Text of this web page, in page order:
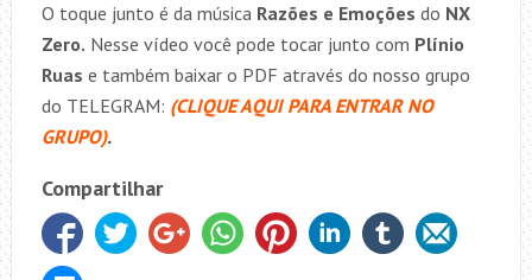
O toque junto é da música Razões e Emoções do NX
Zero. Nesse vídeo você pode tocar junto com Plínio
Ruas e também baixar o PDF através do nosso grupo
do TELEGRAM: (CLIQUE AQUI PARA ENTRAR NO
GRUPO).
Compartilhar